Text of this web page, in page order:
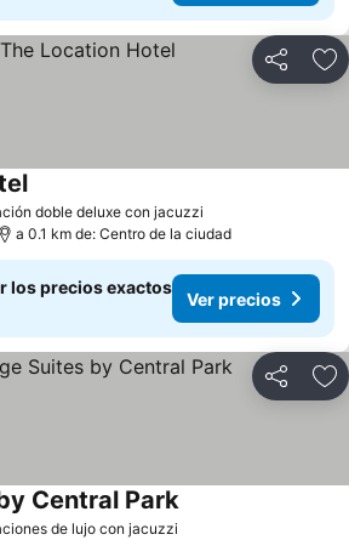
Compartir
doble deluxe con jacuzzi
Ver precios
a 0.1 km de: Centro de la ciudad
los precios exactos
Ver precios
Compartir
de lujo con jacuzzi
Central ParkVer precios